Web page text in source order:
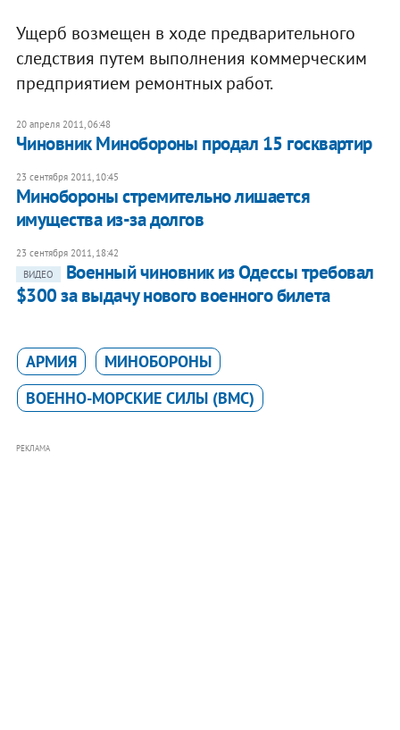
Ущерб возмещен в ходе предварительного
следствия путем выполнения коммерческим
предприятием ремонтных работ.
20 апреля 2011, 06:48
Чиновник Минобороны продал 15 госквартир
23 сентября 2011, 10:45
Минобороны стремительно лишается
имущества из-за долгов
23 сентября 2011, 18:42
ВИДЕО
Военный чиновник из Одессы требовал
$300 за выдачу нового военного билета
АРМИЯ
МИНОБОРОНЫ
ВОЕННО-МОРСКИЕ СИЛЫ (ВМС)
РЕКЛАМА